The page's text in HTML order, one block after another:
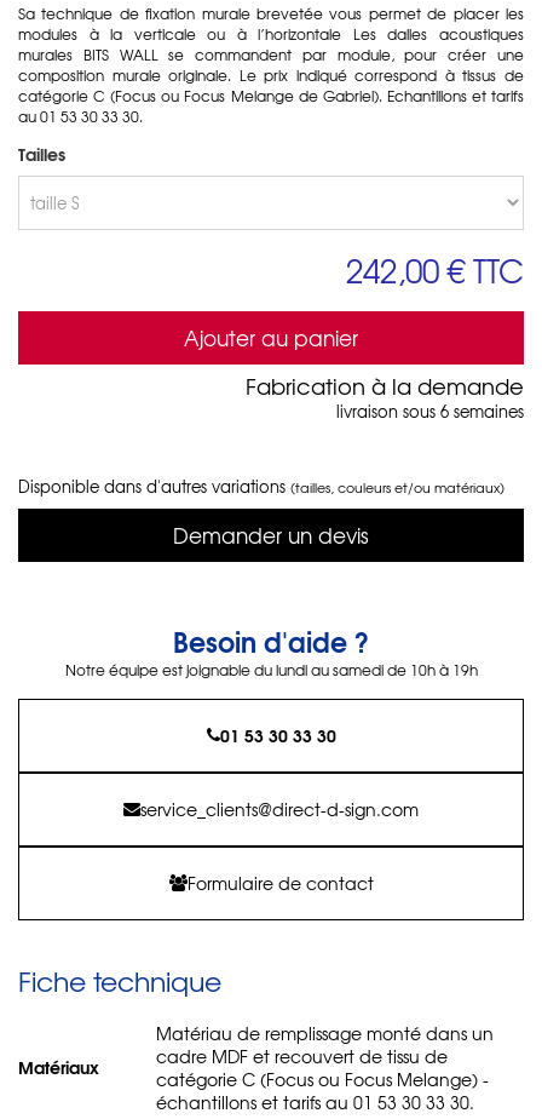
Sa technique de fixation murale brevetée vous permet de placer les
modules à la verticale ou à l’horizontale Les dalles acoustiques
murales BITS WALL se commandent par module, pour créer une
composition murale originale. Le prix indiqué correspond à tissus de
catégorie C (Focus ou Focus Melange de Gabriel). Echantillons et tarifs
au 01 53 30 33 30.
Tailles
242,00 €TTC
Ajouter au panier
Fabrication à la demande
livraison sous 6 semaines
Disponible dans d'autres variations (tailles, couleurs et/ou matériaux)
Demander un devis
Besoin d'aide ?
Notre équipe est joignable du lundi au samedi de 10h à 19h
01 53 30 33 30
service_clients@direct-d-sign.com
Formulaire de contact
Fiche technique
Matériaux
Matériau de remplissage monté dans un
cadre MDF et recouvert de tissu de
catégorie C (Focus ou Focus Melange) -
échantillons et tarifs au 01 53 30 33 30.